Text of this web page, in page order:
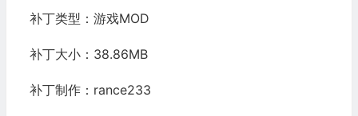
补丁类型：游戏MOD
补丁大小：38.86MB
补丁制作：rance233